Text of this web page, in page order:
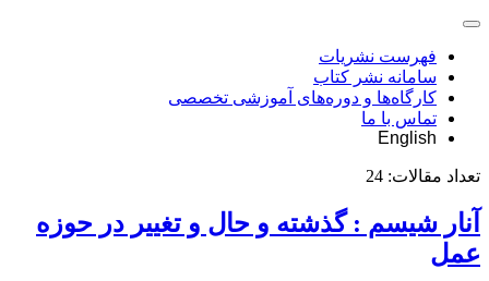
فهرست نشریات
سامانه نشر کتاب
کارگاه‌ها و دوره‌های آموزشی تخصصی
تماس با ما
English
تعداد مقالات: 24
آنار شیسم : گذشته و حال و تغییر در حوزه
عمل